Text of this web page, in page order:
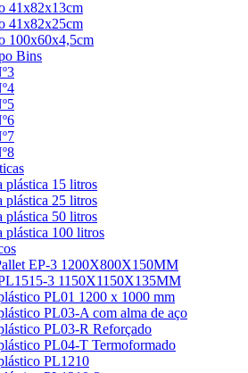
41x82x13cm
41x82x25cm
100x60x4,5cm
Bins
plástica 15 litros
plástica 25 litros
plástica 50 litros
plástica 100 litros
EP-3 1200X800X150MM
3 1150X1150X135MM
PL01 1200 x 1000 mm
PL03-A com alma de aço
PL03-R Reforçado
PL04-T Termoformado
PL1210